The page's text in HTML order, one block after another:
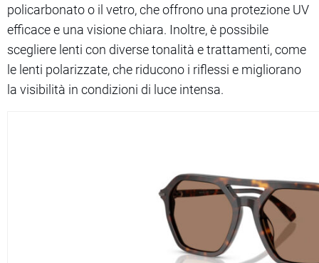
policarbonato o il vetro, che offrono una protezione UV
efficace e una visione chiara. Inoltre, è possibile
scegliere lenti con diverse tonalità e trattamenti, come
le lenti polarizzate, che riducono i riflessi e migliorano
la visibilità in condizioni di luce intensa.